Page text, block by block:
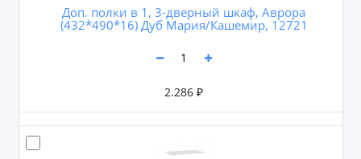
Доп. полки в 1, 3-дверный шкаф, Аврора
(432*490*16) Дуб Мария/Кашемир, 12721
2.286 ₽